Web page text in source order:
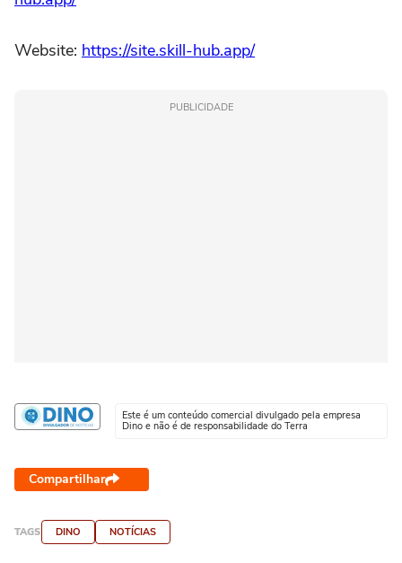
Website: https://site.skill-hub.app/
PUBLICIDADE
Este é um conteúdo comercial divulgado pela empresa
Dino e não é de responsabilidade do Terra
Compartilhar
TAGS DINO NOTÍCIAS